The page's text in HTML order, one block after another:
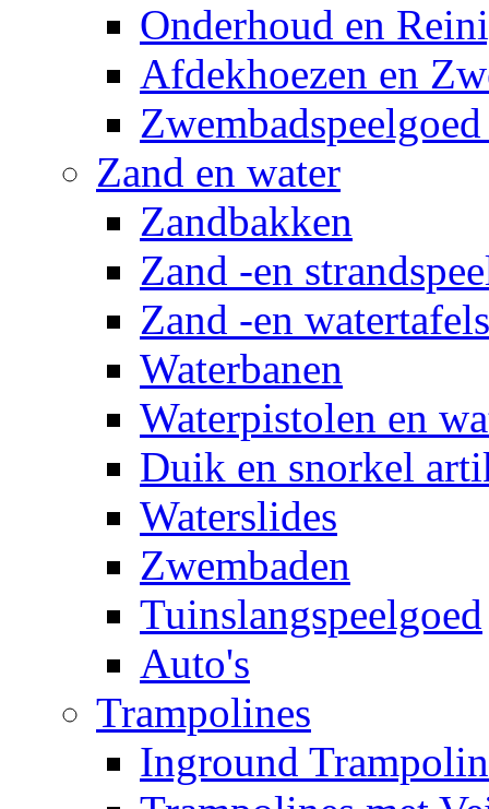
Onderhoud en
Afdekhoezen en
Zand en water
Zandbakken
Zand -en
Zand -en watertafels
Waterbanen
Waterpistolen en
Duik en snorkel
Waterslides
Zwembaden
Tuinslangspeelgoed
Auto's
Trampolines
Inground